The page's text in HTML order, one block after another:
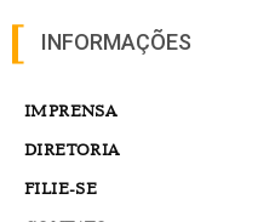
INFORMAÇÕES
IMPRENSA
DIRETORIA
FILIE-SE